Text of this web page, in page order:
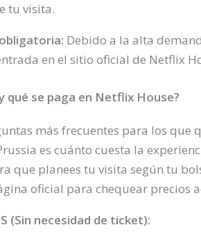
tu visita.
Debido a la alta
en el sitio oficial de Netflix
qué se paga en Netflix House?
más frecuentes para los que
es cuánto cuesta la
que planees tu visita según tu
oficial para chequear precios
(Sin necesidad de ticket):